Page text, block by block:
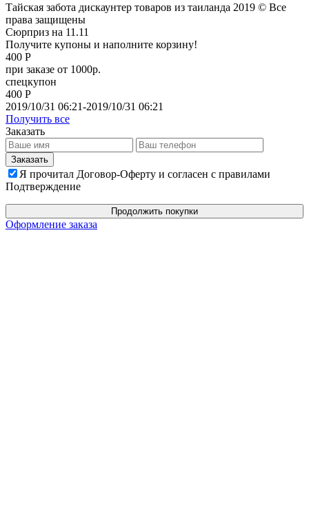
Тайская забота дискаунтер товаров из таиланда 2019 © Все
права защищены
Сюрприз на 11.11
Получите купоны и наполните корзину!
400 Р
при заказе от 1000р.
спецкупон
400 Р
2019/10/31 06:21-2019/10/31 06:21
Получить все
Заказать
Я прочитал Договор-Оферту и согласен с правилами
Подтверждение
Продолжить покупки
Оформление заказа